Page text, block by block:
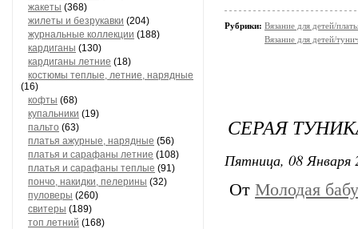
жакеты (368)
жилеты и безрукавки (204)
журнальные коллекции (188)
кардиганы (130)
кардиганы летние (18)
костюмы теплые, летние, нарядные
(16)
кофты (68)
купальники (19)
пальто (63)
платья ажурные, нарядные (56)
платья и сарафаны летние (108)
платья и сарафаны теплые (91)
пончо, накидки, пелерины (32)
пуловеры (260)
свитеры (189)
топ летний (168)
Рубрики: Вязание для детей/
Вязание для детей/
СЕРАЯ
Пятница, 08 Января
От Молодая